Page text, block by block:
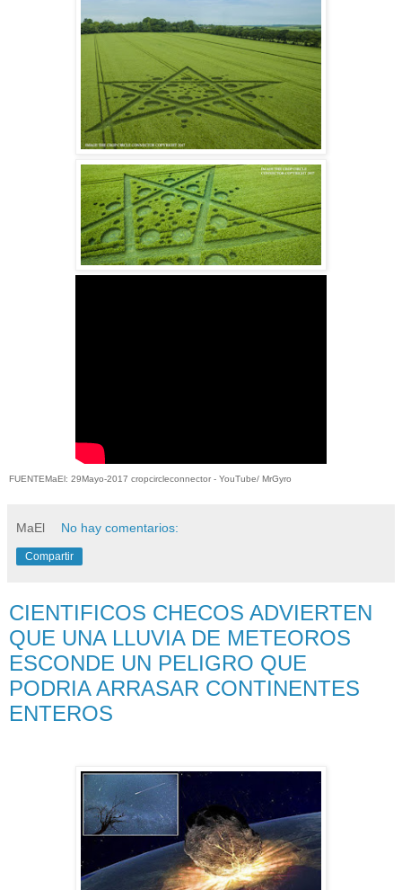
FUENTEMaEl: 29Mayo-2017 cropcircleconnector - YouTube/ MrGyro
MaEl No hay comentarios:
Compartir
CIENTIFICOS CHECOS ADVIERTEN
QUE UNA LLUVIA DE METEOROS
ESCONDE UN PELIGRO QUE
PODRIA ARRASAR CONTINENTES
ENTEROS